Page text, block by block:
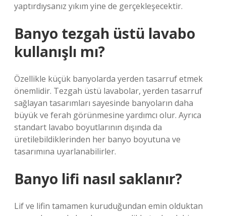
yaptırdıysanız yıkım yine de gerçekleşecektir.
Banyo tezgah üstü lavabo
kullanışlı mı?
Özellikle küçük banyolarda yerden tasarruf etmek
önemlidir. Tezgah üstü lavabolar, yerden tasarruf
sağlayan tasarımları sayesinde banyoların daha
büyük ve ferah görünmesine yardımcı olur. Ayrıca
standart lavabo boyutlarının dışında da
üretilebildiklerinden her banyo boyutuna ve
tasarımına uyarlanabilirler.
Banyo lifi nasıl saklanır?
Lif ve lifin tamamen kuruduğundan emin olduktan